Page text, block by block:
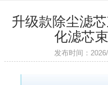
升级款除尘滤
化滤芯
发布时间：